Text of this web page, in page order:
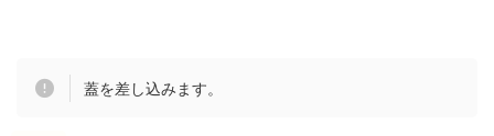
蓋を差し込みます。